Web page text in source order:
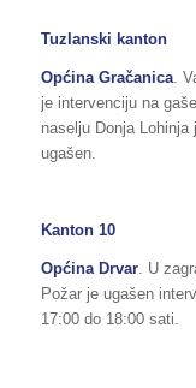
Tuzlanski kanton
Općina Gračanica.
je intervenciju na
naselju Donja
ugašen.
Kanton 10
Općina Drvar. U
Požar je ugašen
17:00 do 18:00 sati.